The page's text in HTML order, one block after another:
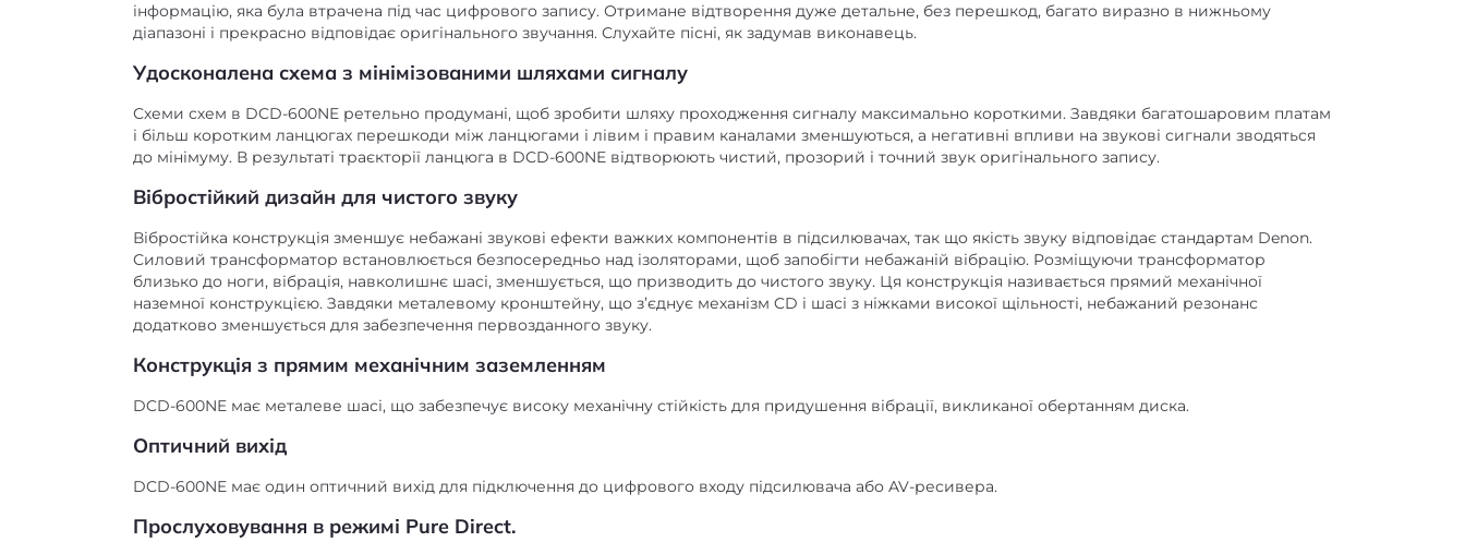
інформацію, яка була втрачена під час цифрового запису. Отримане відтворення дуже детальне, без перешкод, багато виразно в нижньому
діапазоні і прекрасно відповідає оригінального звучання. Слухайте пісні, як задумав виконавець.
Удосконалена схема з мінімізованими шляхами сигналу
Схеми схем в DCD-600NE ретельно продумані, щоб зробити шляху проходження сигналу максимально короткими. Завдяки багатошаровим платам
і більш коротким ланцюгах перешкоди між ланцюгами і лівим і правим каналами зменшуються, а негативні впливи на звукові сигнали зводяться
до мінімуму. В результаті траєкторії ланцюга в DCD-600NE відтворюють чистий, прозорий і точний звук оригінального запису.
Вібростійкий дизайн для чистого звуку
Вібростійка конструкція зменшує небажані звукові ефекти важких компонентів в підсилювачах, так що якість звуку відповідає стандартам Denon.
Силовий трансформатор встановлюється безпосередньо над ізоляторами, щоб запобігти небажаній вібрацію. Розміщуючи трансформатор
близько до ноги, вібрація, навколишнє шасі, зменшується, що призводить до чистого звуку. Ця конструкція називається прямий механічної
наземної конструкцією. Завдяки металевому кронштейну, що з’єднує механізм CD і шасі з ніжками високої щільності, небажаний резонанс
додатково зменшується для забезпечення первозданного звуку.
Конструкція з прямим механічним заземленням
DCD-600NE має металеве шасі, що забезпечує високу механічну стійкість для придушення вібрації, викликаної обертанням диска.
Оптичний вихід
DCD-600NE має один оптичний вихід для підключення до цифрового входу підсилювача або AV-ресивера.
Прослуховування в режимі Pure Direct.